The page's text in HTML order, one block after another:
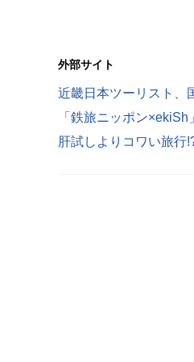
外部サイト
「鉄旅ニッポン
肝試しよりコワい旅行